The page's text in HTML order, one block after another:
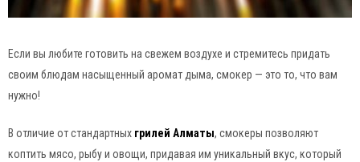
Если вы любите готовить на свежем воздухе и стремитесь придать
своим блюдам насыщенный аромат дыма, смокер — это то, что вам
нужно!
В отличие от стандартных грилей Алматы, смокеры позволяют
коптить мясо, рыбу и овощи, придавая им уникальный вкус, который